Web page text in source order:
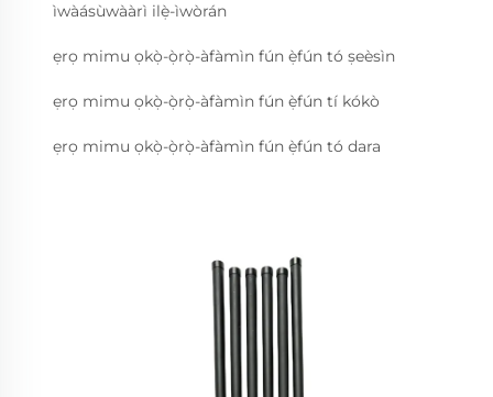
ìwàásùwààrì ilẹ̀-ìwòrán
ẹrọ mimu ọkọ̀-ọ̀rọ̀-àfàmìn fún ẹ̀fún tó ṣeèsìn
ẹrọ mimu ọkọ̀-ọ̀rọ̀-àfàmìn fún ẹ̀fún tí kókò
ẹrọ mimu ọkọ̀-ọ̀rọ̀-àfàmìn fún ẹ̀fún tó dara